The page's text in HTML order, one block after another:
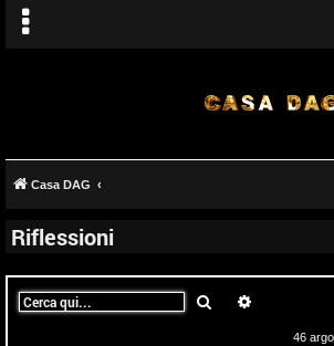
Casa DAG
Riflessioni
Cerca
46